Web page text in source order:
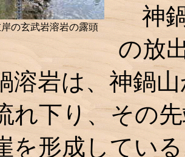
の玄武岩溶岩の露頭
神鍋
の放
溶岩は、神鍋
れ下り、その
を形成してい